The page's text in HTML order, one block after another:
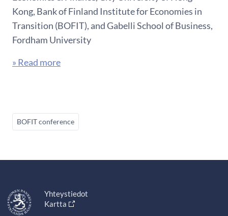
Kong, Bank of Finland Institute for Economies in
Transition (BOFIT), and Gabelli School of Business,
Fordham University
» Read more
BOFIT conference
Yhteystiedot
Kartta